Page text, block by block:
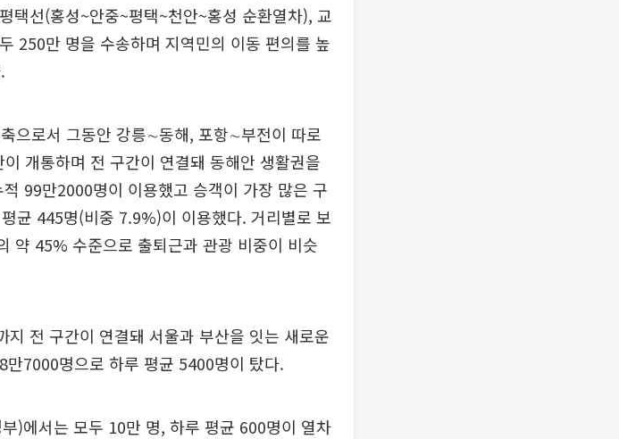
택선(홍성~안중~평택~천안~홍성 순환열차), 교
250만 명을 수송하며 지역민의 이동 편의를 높
으로서 그동안 강릉∼동해, 포항∼부전이 따로
개통하며 전 구간이 연결돼 동해안 생활권을
99만2000명이 이용했고 승객이 가장 많은 구
균 445명(비중 7.9%)이 이용했다. 거리별로 보
약 45% 수준으로 출퇴근과 관광 비중이 비슷
전 구간이 연결돼 서울과 부산을 잇는 새로운
7000명으로 하루 평균 5400명이 탔다.
)에서는 모두 10만 명, 하루 평균 600명이 열차